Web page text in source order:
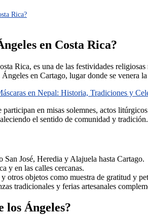
Rica?
en Costa Rica?
Rica, es una de las festividades
en Cartago, lugar donde se
en Nepal: Historia, Tradiciones y
en misas solemnes, actos
el sentido de comunidad y tradición.
San José, Heredia y Alajuela hasta Cartago.
y en las calles cercanas.
otros objetos como muestra de gratitud y
tradicionales y ferias artesanales
los Ángeles?